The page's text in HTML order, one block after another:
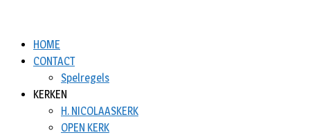
HOME
CONTACT
Spelregels
KERKEN
H. NICOLAASKERK
OPEN KERK